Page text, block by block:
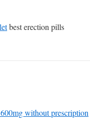
best erection pills
without prescription